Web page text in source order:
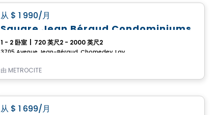
从 $ 1 990/月
Square Jean Béraud Condominiums
1 - 2 卧室 720 英尺2 - 2000 英尺2
由 MÉTROCITÉ
公寓
从 $ 1 699/月